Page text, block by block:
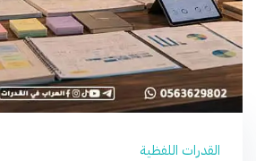
القدرات اللفظية